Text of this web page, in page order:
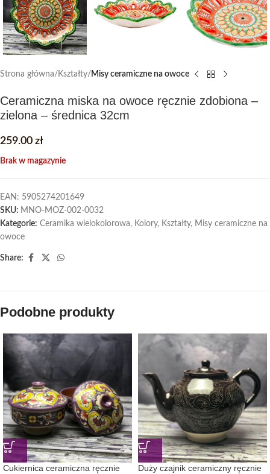
Strona główna Kształty Misy ceramiczne na owoce
Ceramiczna miska na owoce ręcznie zdobiona –
zielona – średnica 32cm
259.00 zł
Brak w magazynie
EAN: 5905274201649
SKU: MNO-MOZ-002-0032
Kategorie: Ceramika wielokolorowa, Kolory, Kształty, Misy ceramiczne na
owoce
Share:
Podobne produkty
Cukiernica ceramiczna ręcznie
Duży czajnik ceramiczny ręcznie